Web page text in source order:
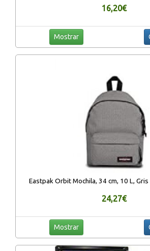
16,20€
Mostrar
Eastpak Orbit Mochila, 34 cm, 10 L, Gris
24,27€
Mostrar